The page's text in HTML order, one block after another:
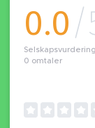
0.0/
Selskapsvurdering
0 omtaler